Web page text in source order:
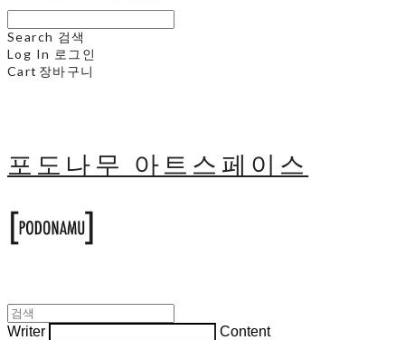
Search 검색
Log In 로그인
Cart 장바구니
포도나무 아트스페이스
Writer Content